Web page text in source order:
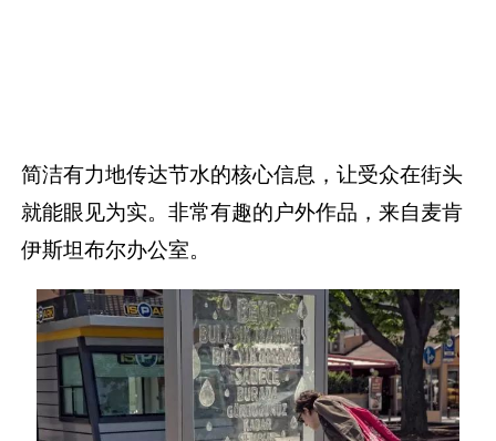
简洁有力地传达节水的核心信息，让受众在街头
就能眼见为实。非常有趣的户外作品，来自麦肯
伊斯坦布尔办公室。